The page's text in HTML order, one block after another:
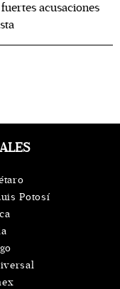
acusaciones
Potosí